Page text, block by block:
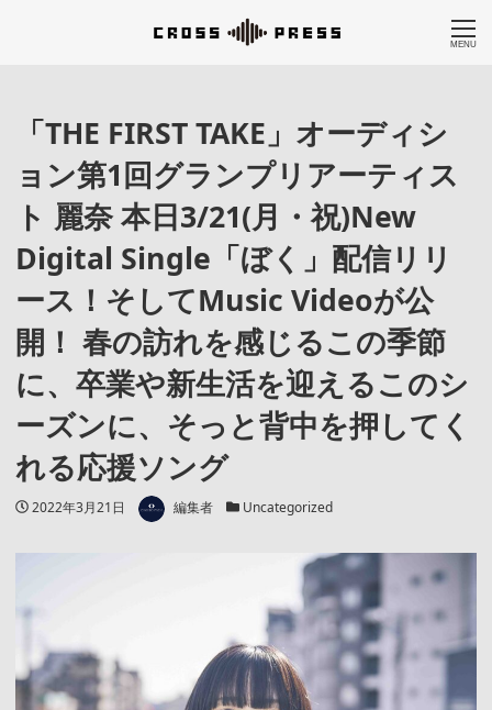
MENU
「THE FIRST TAKE」オーディシ
ョン第1回グランプリアーティス
ト 麗奈 本日3/21(月・祝)New
Digital Single「ぼく」配信リリ
ース！そしてMusic Videoが公
開！ 春の訪れを感じるこの季節
に、卒業や新生活を迎えるこのシ
ーズンに、そっと背中を押してく
れる応援ソング
投稿日
2022年3月21日 著者 編集者 カテゴリー
Uncategorized